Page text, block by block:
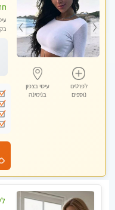
לפרטים
נוספים
עיסוי בצפון
בנימינה